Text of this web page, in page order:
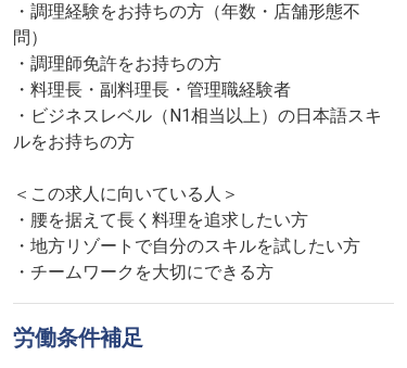
・調理経験をお持ちの方（年数・店舗形態不
問）
・調理師免許をお持ちの方
・料理長・副料理長・管理職経験者
・ビジネスレベル（N1相当以上）の日本語スキ
ルをお持ちの方
＜この求人に向いている人＞
・腰を据えて長く料理を追求したい方
・地方リゾートで自分のスキルを試したい方
・チームワークを大切にできる方
労働条件補足